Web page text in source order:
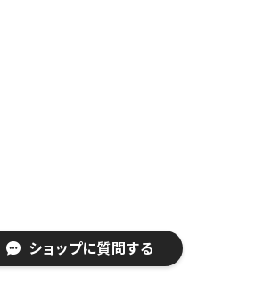
ショップに質問する